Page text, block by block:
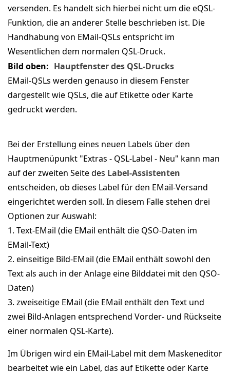
versenden. Es handelt sich hierbei nicht um die eQSL-
Funktion, die an anderer Stelle beschrieben ist. Die
Handhabung von EMail-QSLs entspricht im
Wesentlichen dem normalen QSL-Druck.
Bild oben: Hauptfenster des QSL-Drucks
EMail-QSLs werden genauso in diesem Fenster
dargestellt wie QSLs, die auf Etikette oder Karte
gedruckt werden.
Bei der Erstellung eines neuen Labels über den
Hauptmenüpunkt "Extras - QSL-Label - Neu" kann man
auf der zweiten Seite des Label-Assistenten
entscheiden, ob dieses Label für den EMail-Versand
eingerichtet werden soll. In diesem Falle stehen drei
Optionen zur Auswahl:
1. Text-EMail (die EMail enthält die QSO-Daten im
EMail-Text)
2. einseitige Bild-EMail (die EMail enthält sowohl den
Text als auch in der Anlage eine Bilddatei mit den QSO-
Daten)
3. zweiseitige EMail (die EMail enthält den Text und
zwei Bild-Anlagen entsprechend Vorder- und Rückseite
einer normalen QSL-Karte).
Im Übrigen wird ein EMail-Label mit dem Maskeneditor
bearbeitet wie ein Label, das auf Etikette oder Karte